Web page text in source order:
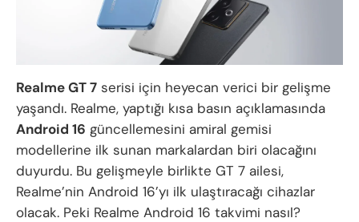
Realme GT 7 serisi için heyecan verici bir gelişme
yaşandı. Realme, yaptığı kısa basın açıklamasında
Android 16 güncellemesini amiral gemisi
modellerine ilk sunan markalardan biri olacağını
duyurdu. Bu gelişmeyle birlikte GT 7 ailesi,
Realme’nin Android 16’yı ilk ulaştıracağı cihazlar
olacak. Peki Realme Android 16 takvimi nasıl?